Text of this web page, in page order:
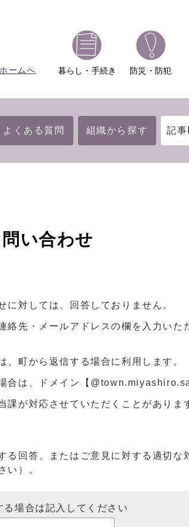
ホームへ 暮らし・手続き 防災・防犯
よくある質問 組織から探す 記
い合わせ
対しては、回答しておりません。
絡先・メールアドレスの欄を入力い
町から返信する場合に利用します。
合は、ドメイン【
が対応させていただくことがありま
る回答、またはご意見に対する適切
い）。
場合は記入してください